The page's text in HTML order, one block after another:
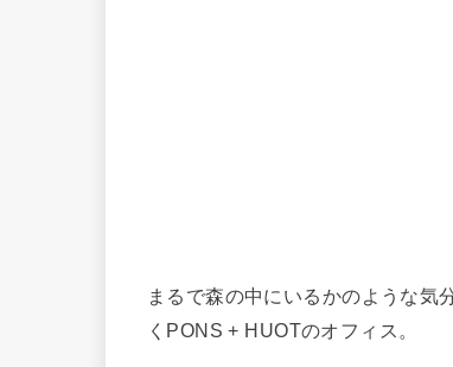
まるで森の中にいるかのような気
くPONS + HUOTのオフィス。